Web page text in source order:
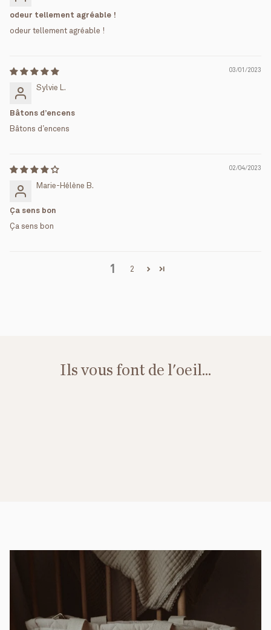
odeur tellement agréable !
odeur tellement agréable !
03/01/2023
Sylvie L.
Bâtons d’encens
Bâtons d’encens
02/04/2023
Marie-Hélène B.
Ça sens bon
Ça sens bon
1 2
Ils vous font de l'oeil...